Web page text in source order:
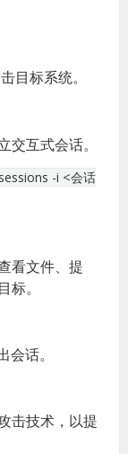
目标系统。
互式会话。
sessions -i <会话
看文件、提
。
会话。
击技术，以提